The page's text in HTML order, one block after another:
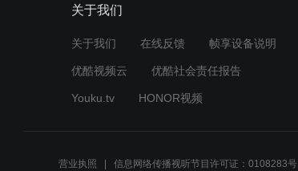
关于我们
关于我们 在线反馈 帧享设备说明
优酷视频云 优酷社会责任报告
Youku.tv HONOR视频
营业执照 信息网络传播视听节目许可证：0108283号